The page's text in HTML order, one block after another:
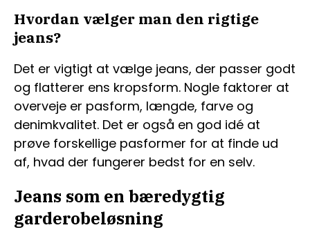
Hvordan vælger man den rigtige
jeans?
Det er vigtigt at vælge jeans, der passer godt
og flatterer ens kropsform. Nogle faktorer at
overveje er pasform, længde, farve og
denimkvalitet. Det er også en god idé at
prøve forskellige pasformer for at finde ud
af, hvad der fungerer bedst for en selv.
Jeans som en bæredygtig
garderobeløsning